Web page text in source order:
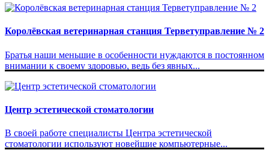
Королёвская ветеринарная станция Терветуправление № 2
Братья наши меньшие в особенности нуждаются в постоянном
внимании к своему здоровью, ведь без явных...
Центр эстетической стоматологии
В своей работе специалисты Центра эстетической
стоматологии используют новейшие компьютерные...